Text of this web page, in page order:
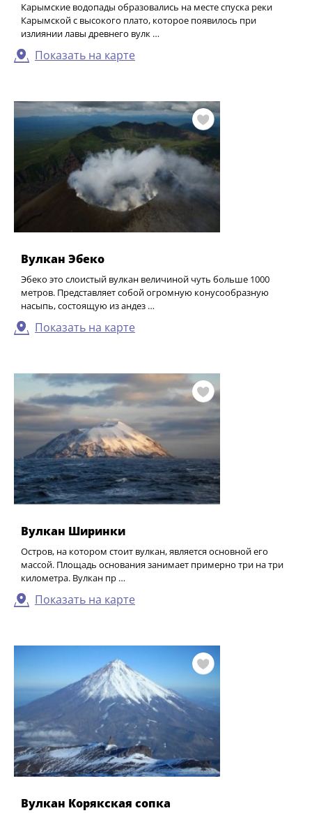
Карымские водопады образовались на месте спуска реки
Карымской с высокого плато, которое появилось при
излиянии лавы древнего вулк …
Показать на карте
Вулкан Эбеко
Эбеко это слоистый вулкан величиной чуть больше 1000
метров. Представляет собой огромную конусообразную
насыпь, состоящую из андез …
Показать на карте
Вулкан Ширинки
Остров, на котором стоит вулкан, является основной его
массой. Площадь основания занимает примерно три на три
километра. Вулкан пр …
Показать на карте
Вулкан Корякская сопка